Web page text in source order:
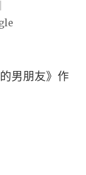
男朋友》作